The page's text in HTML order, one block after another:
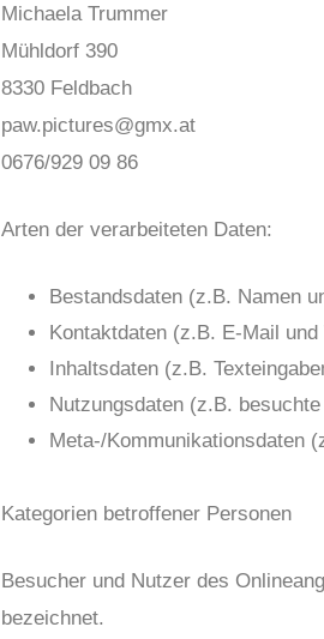
Michaela Trummer
Mühldorf 390
8330 Feldbach
paw.pictures@gmx.at
0676/929 09 86
Arten der verarbeiteten Daten:
Bestandsdaten (z.B. Namen
Kontaktdaten (z.B. E-Mail und
Inhaltsdaten (z.B.
Nutzungsdaten (z.B.
Meta-/Kommunikationsdaten
Kategorien betroffener Personen
Besucher und Nutzer des
bezeichnet.